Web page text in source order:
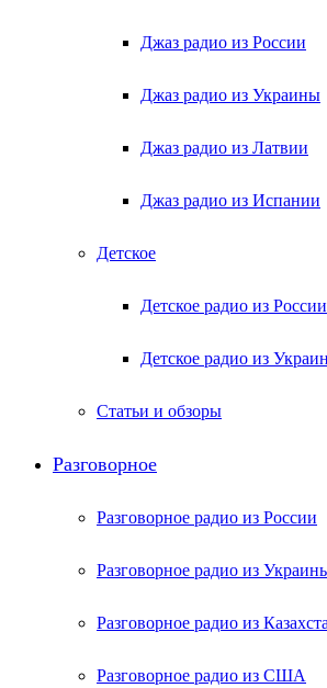
Джаз радио из России
Джаз радио из Украины
Джаз радио из Латвии
Джаз радио из Испании
Детское
Детское радио из России
Детское радио из
Статьи и обзоры
Разговорное
Разговорное радио из России
Разговорное радио из
Разговорное радио из
Разговорное радио из США